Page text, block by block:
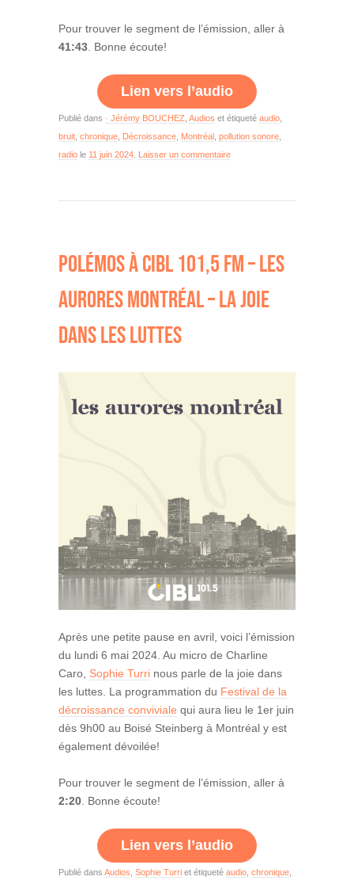
Pour trouver le segment de l’émission, aller à
41:43 . Bonne écoute!
Lien vers l’audio
Publié dans · Jérémy BOUCHEZ Audios et étiqueté audio
bruit chronique Décroissance Montréal pollution sonore
radio le 11 juin 2024 Laisser un commentaire
POLÉMOS À CIBL 101,5 FM – LES
AURORES MONTRÉAL – LA JOIE
DANS LES LUTTES
Après une petite pause en avril, voici l’émission
du lundi 6 mai 2024. Au micro de Charline
Caro, Sophie Turri nous parle de la joie dans
les luttes. La programmation du Festival de la
décroissance conviviale qui aura lieu le 1er juin
dès 9h00 au Boisé Steinberg à Montréal y est
également dévoilée!
Pour trouver le segment de l’émission, aller à
2:20 . Bonne écoute!
Lien vers l’audio
Publié dans Audios Sophie Turri et étiqueté audio chronique